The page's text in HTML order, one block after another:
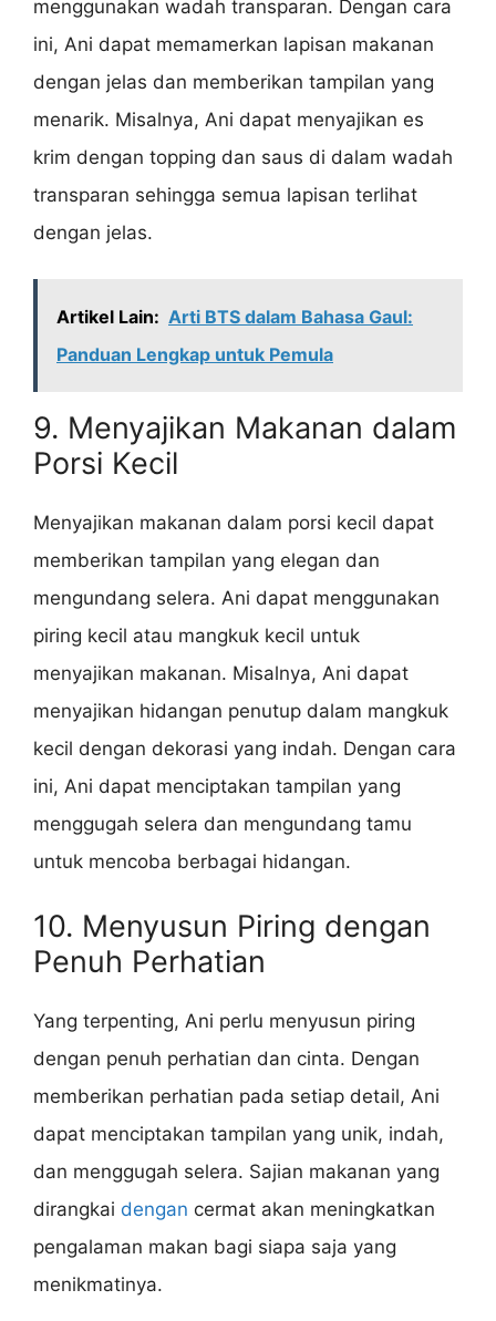
menggunakan wadah transparan. Dengan cara
ini, Ani dapat memamerkan lapisan makanan
dengan jelas dan memberikan tampilan yang
menarik. Misalnya, Ani dapat menyajikan es
krim dengan topping dan saus di dalam wadah
transparan sehingga semua lapisan terlihat
dengan jelas.
Artikel Lain: Arti BTS dalam Bahasa Gaul:
Panduan Lengkap untuk Pemula
9. Menyajikan Makanan dalam
Porsi Kecil
Menyajikan makanan dalam porsi kecil dapat
memberikan tampilan yang elegan dan
mengundang selera. Ani dapat menggunakan
piring kecil atau mangkuk kecil untuk
menyajikan makanan. Misalnya, Ani dapat
menyajikan hidangan penutup dalam mangkuk
kecil dengan dekorasi yang indah. Dengan cara
ini, Ani dapat menciptakan tampilan yang
menggugah selera dan mengundang tamu
untuk mencoba berbagai hidangan.
10. Menyusun Piring dengan
Penuh Perhatian
Yang terpenting, Ani perlu menyusun piring
dengan penuh perhatian dan cinta. Dengan
memberikan perhatian pada setiap detail, Ani
dapat menciptakan tampilan yang unik, indah,
dan menggugah selera. Sajian makanan yang
dirangkai dengan cermat akan meningkatkan
pengalaman makan bagi siapa saja yang
menikmatinya.